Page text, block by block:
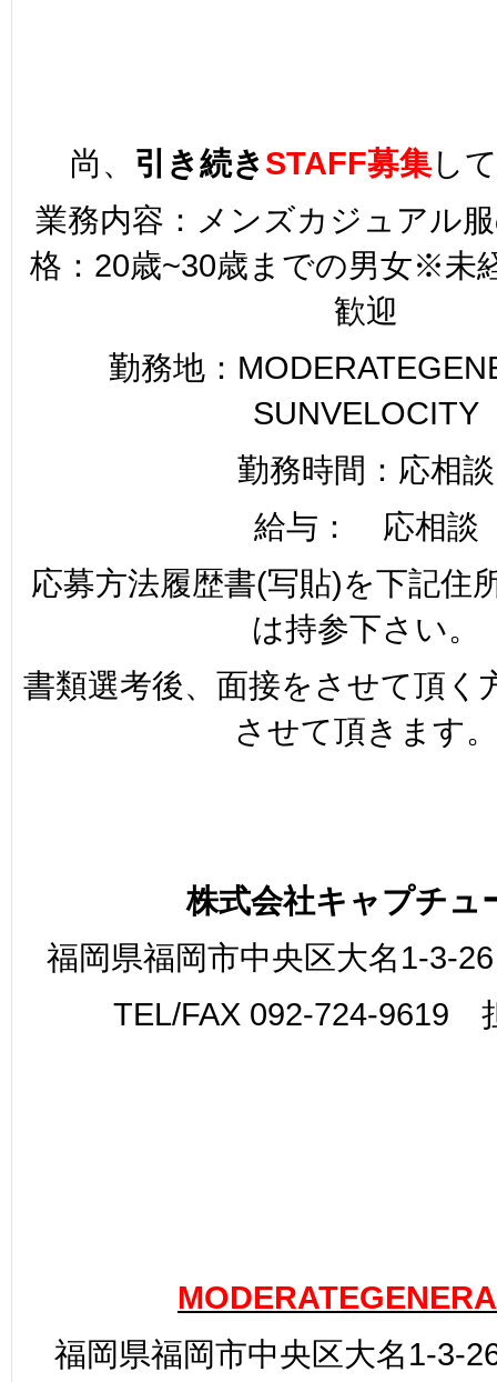
尚、 引き続きSTAFF募集し
業務内容：メンズカジュアル
格：20歳~30歳までの男女※未
歓迎
勤務地：
SUNVELOCITY
勤務時間：応相談
給与： 応相談
応募方法履歴書(写貼)を下記住
は持参下さい。
書類選考後、面接をさせて頂く
させて頂きます。
株式会社キャプチュ
福岡県福岡市中央区大名1-3-
TEL/FAX 092-724-9619
福岡県福岡市中央区大名1-3-